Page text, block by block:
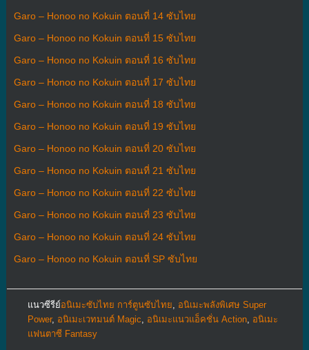
Garo – Honoo no Kokuin ตอนที่ 14 ซับไทย
Garo – Honoo no Kokuin ตอนที่ 15 ซับไทย
Garo – Honoo no Kokuin ตอนที่ 16 ซับไทย
Garo – Honoo no Kokuin ตอนที่ 17 ซับไทย
Garo – Honoo no Kokuin ตอนที่ 18 ซับไทย
Garo – Honoo no Kokuin ตอนที่ 19 ซับไทย
Garo – Honoo no Kokuin ตอนที่ 20 ซับไทย
Garo – Honoo no Kokuin ตอนที่ 21 ซับไทย
Garo – Honoo no Kokuin ตอนที่ 22 ซับไทย
Garo – Honoo no Kokuin ตอนที่ 23 ซับไทย
Garo – Honoo no Kokuin ตอนที่ 24 ซับไทย
Garo – Honoo no Kokuin ตอนที่ SP ซับไทย
แนวซีรีย์อนิเมะซับไทย การ์ตูนซับไทย
อนิเมะพลังพิเศษ Super
Power, อนิเมะเวทมนต์ Magic อนิเมะแนวแอ็คชั่น Action, อนิเมะ
แฟนตาซี Fantasy